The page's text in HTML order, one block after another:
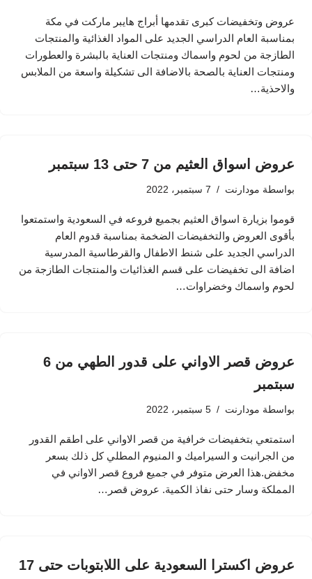
عروض وتخفيضات كبرى تقدمها أبراج هايبر ماركت في مكة
بمناسبة العام الدراسي الجديد على المواد الغذائية والمنتجات
الطازجة من لحوم واسماك ومنتجات العناية بالبشرة والعطورات
ومنتجات العناية بالصحة بالاضافة الى تشكيلة واسعة من الملابس
والاحذية…
عروض اسواق العثيم من 7 حتى 13 سبتمبر
بواسطة مودارنت 7 سبتمبر، 2022
قوموا بزيارة اسواق العثيم بجميع فروعه في السعودية واستمتعوا
بأقوى العروض والتخفيضات الضخمة بمناسبة قدوم العام
الدراسي الجديد على شنط الاطفال والقرطاسية المدرسية
اضافة الى تخفيضات على قسم الغذائيات والمنتجات الطازجة من
لحوم واسماك وخضراوات…
عروض قصر الاواني على قدور الطهي من 6
سبتمبر
بواسطة مودارنت 5 سبتمبر، 2022
استمتعي بتخفيضات خرافية من قصر الاواني على اطقم القدور
من الجرانيت و السيراميك و المنيوم المطلي كل ذلك بسعر
مخفض.هذا العرض متوفر في جميع فروع قصر الاواني في
المملكة وسار حتى نفاذ الكمية. عروض قصر…
عروض اكسترا السعودية على اللابتوبات حتى 17